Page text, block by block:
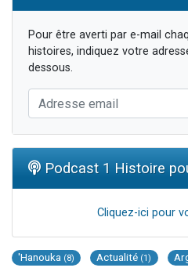
Pour être averti par e-mail
histoires, indiquez votre
dessous.
Podcast 1 Histoire
Cliquez-ici pour
'Hanouka (8) Actualité (1)